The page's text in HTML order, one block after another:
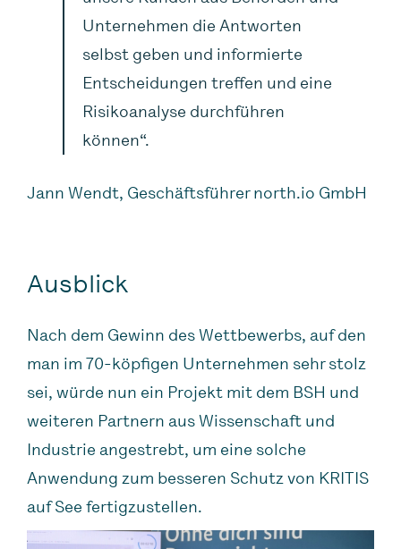
Unternehmen die Antworten
selbst geben und informierte
Entscheidungen treffen und eine
Risikoanalyse durchführen
können“.
Jann Wendt, Geschäftsführer north.io GmbH
Ausblick
Nach dem Gewinn des Wettbewerbs, auf den
man im 70-köpfigen Unternehmen sehr stolz
sei, würde nun ein Projekt mit dem BSH und
weiteren Partnern aus Wissenschaft und
Industrie angestrebt, um eine solche
Anwendung zum besseren Schutz von KRITIS
auf See fertigzustellen.